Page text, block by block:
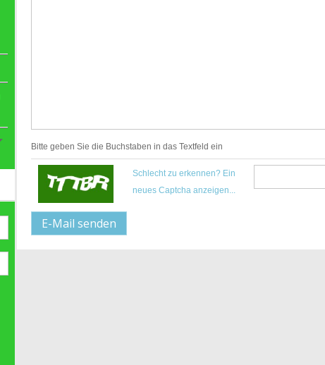
Bitte geben Sie die Buchstaben in das Textfeld ein
Schlecht zu erkennen? Ein
neues Captcha anzeigen...
E-Mail senden